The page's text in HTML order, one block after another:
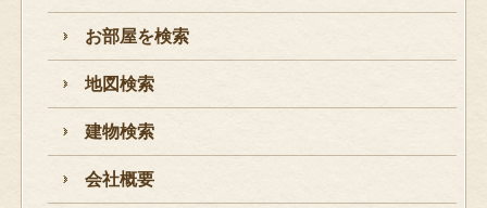
お部屋を検索
地図検索
建物検索
会社概要